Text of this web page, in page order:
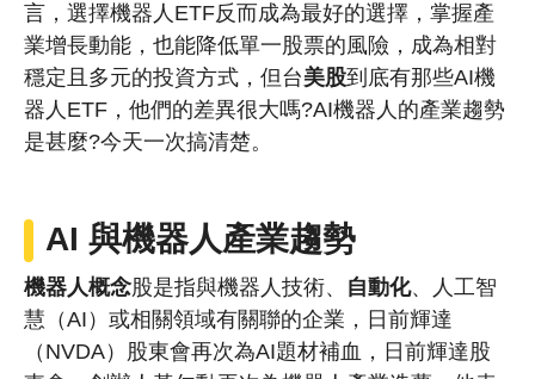
言，選擇機器人ETF反而成為最好的選擇，掌握產
業增長動能，也能降低單一股票的風險，成為相對
穩定且多元的投資方式，但台美股到底有那些AI機
器人ETF，他們的差異很大嗎?AI機器人的產業趨勢
是甚麼?今天一次搞清楚。
AI 與機器人產業趨勢
機器人概念股是指與機器人技術、 自動化、人工智
慧（AI）或相關領域有關聯的企業，日前輝達
（NVDA）股東會再次為AI題材補血，日前輝達股